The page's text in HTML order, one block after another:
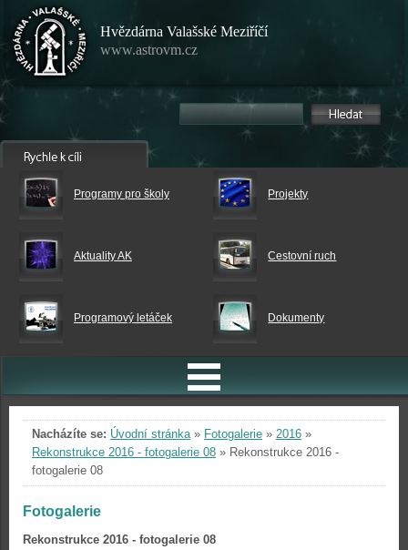
Hvězdárna Valašské Meziříčí
www.astrovm.cz
Programy pro školy Projekty
Aktuality AK Cestovní ruch
Programový letáček Dokumenty
Nacházíte se: Úvodní stránka» Fotogalerie » 2016 »
Rekonstrukce 2016 - fotogalerie 08 » Rekonstrukce 2016 -
fotogalerie 08
Fotogalerie
Rekonstrukce 2016 - fotogalerie 08